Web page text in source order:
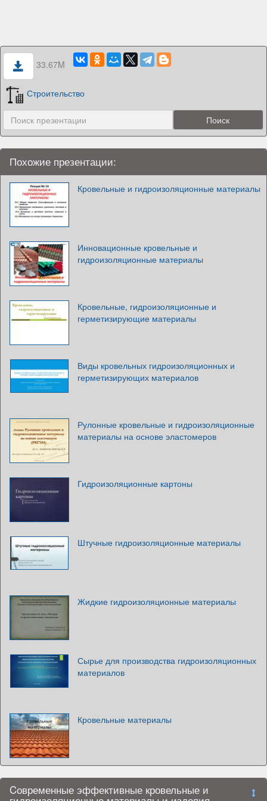
33.67M
Строительство
Похожие презентации:
Кровельные и гидроизоляционные материалы
Инновационные кровельные и
гидроизоляционные материалы
Кровельные, гидроизоляционные и
герметизирующие материалы
Виды кровельных гидроизоляционных и
герметизирующих материалов
Рулонные кровельные и гидроизоляционные
материалы на основе эластомеров
Гидроизоляционные картоны
Штучные гидроизоляционные материалы
Жидкие гидроизоляционные материалы
Сырье для производства гидроизоляционных
материалов
Кровельные материалы
Cовременные эффективные кровельные и